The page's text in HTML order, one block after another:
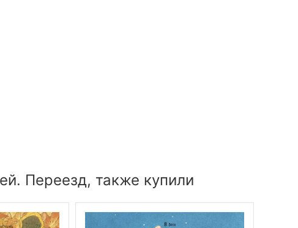
Переезд, также купили